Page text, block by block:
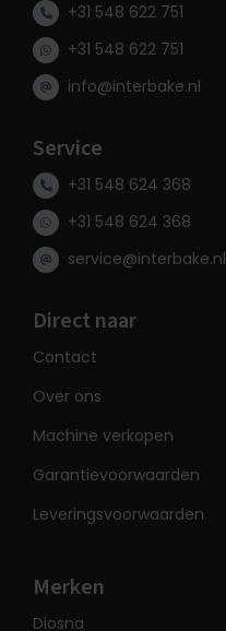
+31 548 622 751
+31 548 622 751
info@interbake.nl
Service
+31 548 624 368
+31 548 624 368
service@interbake.nl
Direct naar
Contact
Over ons
Machine verkopen
Garantievoorwaarden
Leveringsvoorwaarden
Merken
Diosna